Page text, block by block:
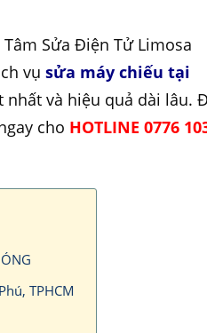
Sửa Điện Tử Limosa
vụsửa máy chiếu tại
và hiệu quả dài lâu.
cho HOTLINE 0776
TPHCM